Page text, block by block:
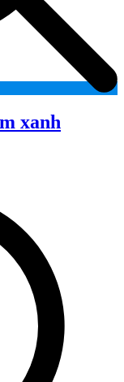
xanh